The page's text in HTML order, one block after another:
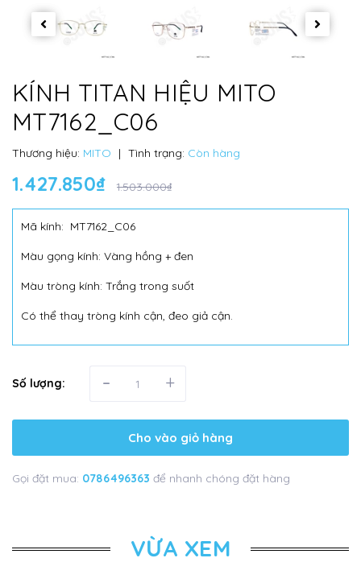
KÍNH TITAN HIỆU MITO
MT7162_C06
Thương hiệu: MITO | Tình trạng: Còn hàng
1.427.850₫ 1.503.000₫
Mã kính: MT7162_C06
Màu gọng kính: Vàng hồng + đen
Màu tròng kính: Trắng trong suốt
Có thể thay tròng kính cận, đeo giả cận.
Số lượng: - +
Cho vào giỏ hàng
Gọi đặt mua: 0786496363 để nhanh chóng đặt hàng
VỪA XEM